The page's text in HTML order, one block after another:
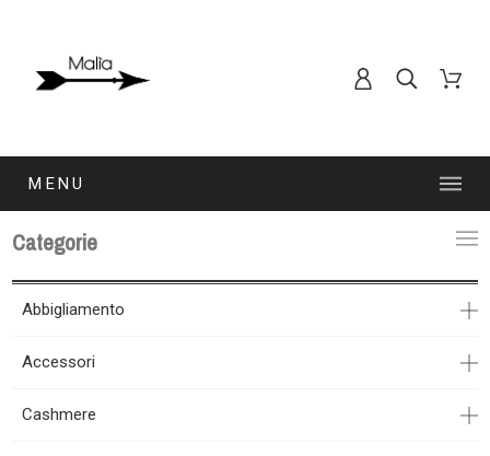
MENU
Categorie
Abbigliamento
Accessori
Cashmere